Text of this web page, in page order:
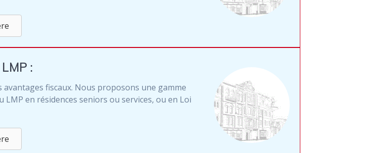
:
fiscaux. Nous proposons une gamme
en résidences seniors ou services, ou en Loi